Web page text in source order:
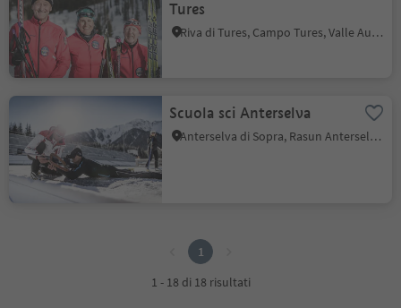
Tures
Riva di Tures, Campo Tures, Valle Aurina
Scuola sci Anterselva
Anterselva di Sopra, Rasun Anterselva, Regione dolomitica Plan de Corones
1
1 - 18 di 18 risultati